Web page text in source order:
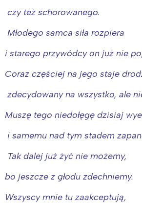
czy też schorowanego.
Młodego samca siła rozpiera
i starego przywódcy on już nie
Coraz częściej na jego staje
zdecydowany na wszystko, ale
Muszę tego niedołęgę dzisiaj
i samemu nad tym stadem
Tak dalej już żyć nie możemy,
bo jeszcze z głodu zdechniemy.
Wszyscy mnie tu zaakceptują,
Trójmiasto
Wrocław